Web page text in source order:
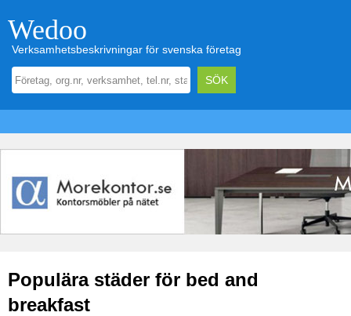
Wedoo
Verksamhetsbeskrivningar för svenska företag
Populära städer för bed and
breakfast